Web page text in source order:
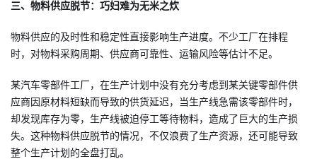
三、物料供应脱节：巧妇难为无米之炊
物料供应的及时性和稳定性直接影响生产进度。不少工厂在排程
时，对物料采购周期、供应商可靠性、运输风险等估计不足。
某汽车零部件工厂，在生产计划中没有充分考虑到某关键零部件供
应商因原材料短缺而导致的供货延迟，当生产线急需该零部件时，
却发现库存为零，生产线被迫停工等待物料，造成了巨大的生产损
失。这种物料供应脱节的情况，不仅浪费了生产资源，还可能导致
整个生产计划的全盘打乱。